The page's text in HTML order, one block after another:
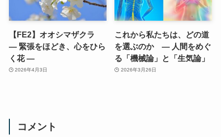
【FE2】オオシマザクラ
― 緊張をほどき、心をひら
く花 ―
2026年4月3日
これから私たちは、どの道
を選ぶのか ― 人間をめぐ
る「機械論」と「生気論」
2026年3月26日
コメント